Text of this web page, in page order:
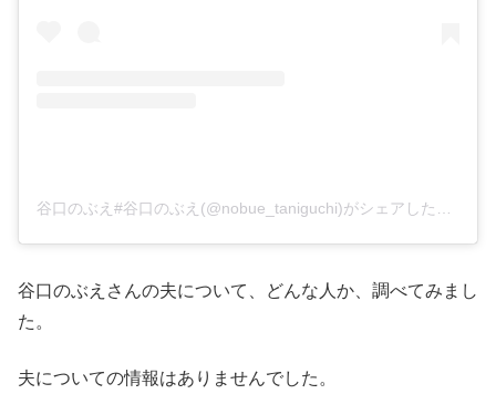
谷口のぶえ#谷口のぶえ(@nobue_taniguchi)がシェアした投稿
谷口のぶえさんの夫について、どんな人か、調べてみまし
た。
夫についての情報はありませんでした。